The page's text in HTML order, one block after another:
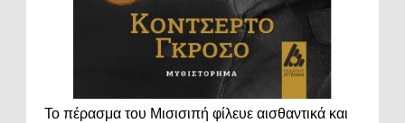
Το πέρασμα του Μισισιπή φίλευε αισθαντικά και